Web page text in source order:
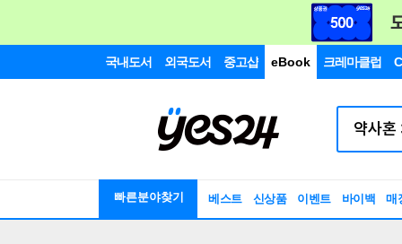
국내도서 외국도서 중고샵 eBook 크레마클럽
빠른분야찾기 베스트 신상품 이벤트 바이백 매